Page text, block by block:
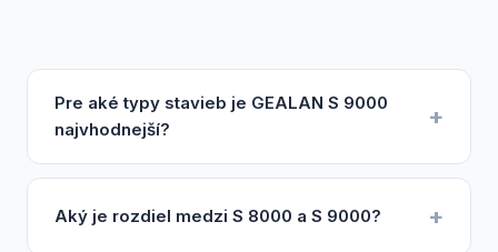
Pre aké typy stavieb je GEALAN S 9000
najvhodnejší?
Aký je rozdiel medzi S 8000 a S 9000?